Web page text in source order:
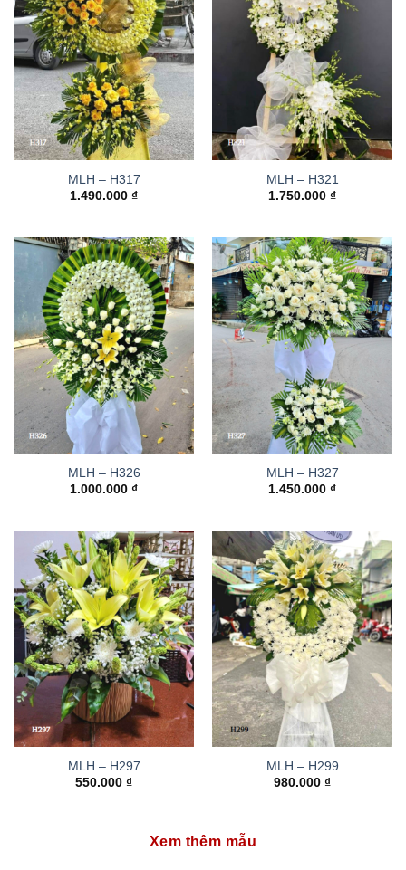
MLH – H317
1.490.000 ₫
MLH – H321
1.750.000 ₫
MLH – H326
1.000.000 ₫
MLH – H327
1.450.000 ₫
MLH – H297
550.000 ₫
MLH – H299
980.000 ₫
Xem thêm mẫu